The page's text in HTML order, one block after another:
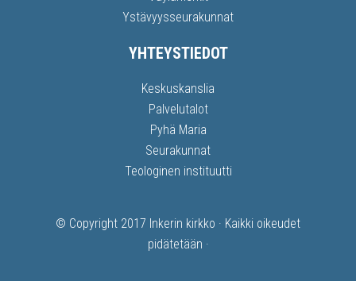
Ystävyysseurakunnat
YHTEYSTIEDOT
Keskuskanslia
Palvelutalot
Pyhä Maria
Seurakunnat
Teologinen instituutti
© Copyright 2017 Inkerin kirkko · Kaikki oikeudet
pidätetään ·